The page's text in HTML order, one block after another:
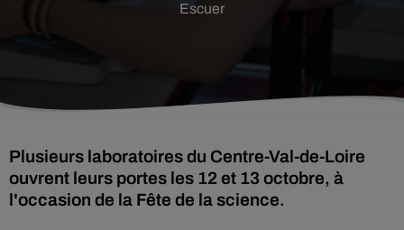
Escuer
Plusieurs laboratoires du Centre-Val-de-Loire
ouvrent leurs portes les 12 et 13 octobre, à
l'occasion de la Fête de la science.